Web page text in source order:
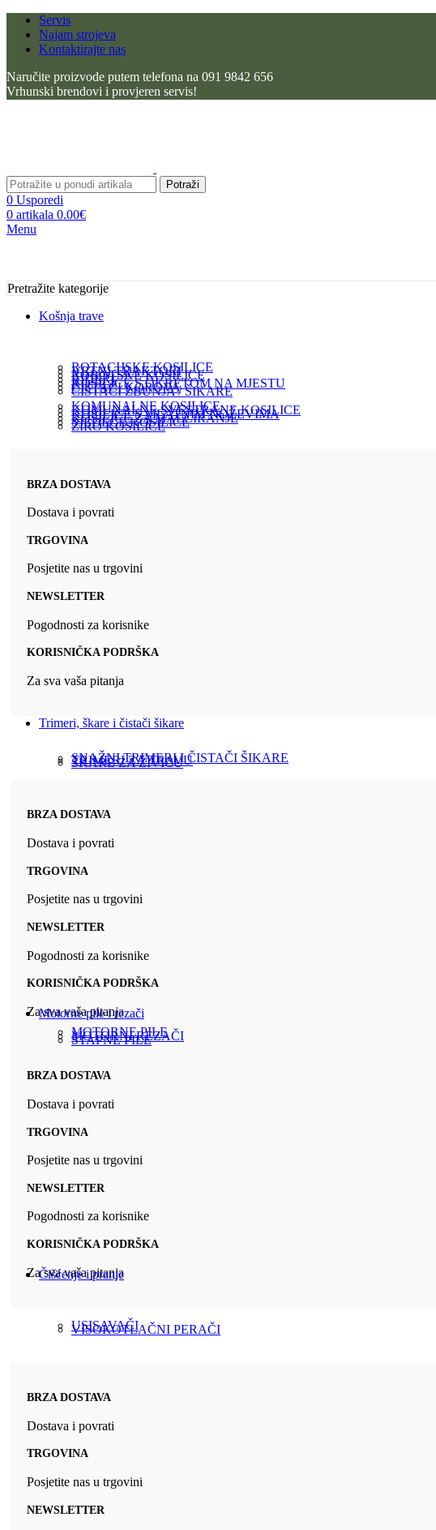
Servis
Najam strojeva
Kontaktirajte nas
Naručite proizvode putem telefona na 091 9842 656
Vrhunski brendovi i provjeren servis!
Potraži
0 Usporedi
0 artikala 0.00€
Menu
Pretražite kategorije
Košnja trave
ROTACIJSKE KOSILICE
VRTNI TRAKTORI
ROBOTSKE KOSILICE
RIDERI
KOSILICE S OKRETOM NA MJESTU
ČISTAČI KOROVA
ČISTAČI ŽBUNJA / ŠIKARE
KOMUNALNE KOSILICE
KOMUNALNE SVESTRANE KOSILICE
KOSILICE S MLATNIM NOŽEVIMA
KOSILICE ZA MALČIRANJE
SJEDEĆE KOSILICE
ŽIRO KOSILICE
BRZA DOSTAVA
Dostava i povrati
TRGOVINA
Posjetite nas u trgovini
NEWSLETTER
Pogodnosti za korisnike
KORISNIČKA PODRŠKA
Za sva vaša pitanja
Trimeri, škare i čistači šikare
SNAŽNI TRIMERI I ČISTAČI ŠIKARE
TRIMERI ZA TRAVU
ŠKARE ZA ŽIVICU
BRZA DOSTAVA
Dostava i povrati
TRGOVINA
Posjetite nas u trgovini
NEWSLETTER
Pogodnosti za korisnike
KORISNIČKA PODRŠKA
Za sva vaša pitanja
Motorne pile i rezači
MOTORNE PILE
MOTORNI REZAČI
ŠTAPNE PILE
BRZA DOSTAVA
Dostava i povrati
TRGOVINA
Posjetite nas u trgovini
NEWSLETTER
Pogodnosti za korisnike
KORISNIČKA PODRŠKA
Za sva vaša pitanja
Čišćenje i pranje
USISAVAČI
VISOKOTLAČNI PERAČI
BRZA DOSTAVA
Dostava i povrati
TRGOVINA
Posjetite nas u trgovini
NEWSLETTER